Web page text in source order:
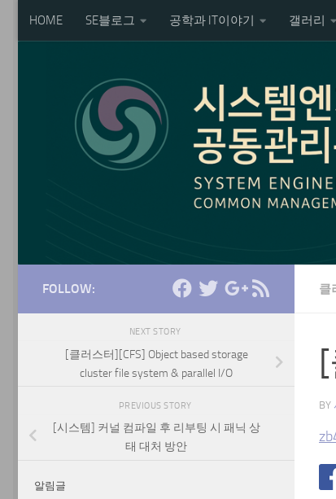
Skip to content
HOME SE블로그 공학과 IT이야기 갤러리
클
BY
FOLLOW:
NEXT STORY
[클러스터][CFS] Object based storage
cluster file system & parallel I/O
PREVIOUS STORY
[시스템] 커널 컴파일 후 리부팅 시 패닉 상
태 대처 방안
알림글